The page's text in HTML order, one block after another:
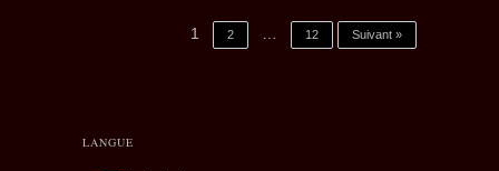
1 2 12 Suivant »
LANGUE